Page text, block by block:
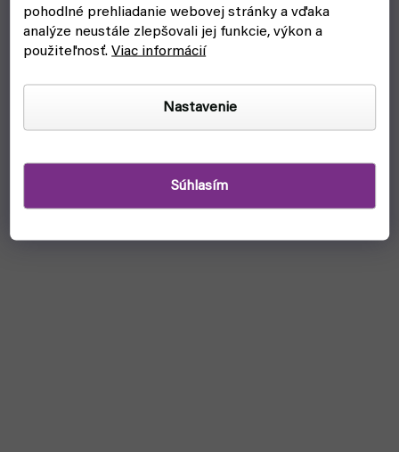
pohodlné prehliadanie webovej stránky a vďaka
analýze neustále zlepšovali jej funkcie, výkon a
použiteľnosť.Viac informácií
Nastavenie
Súhlasím